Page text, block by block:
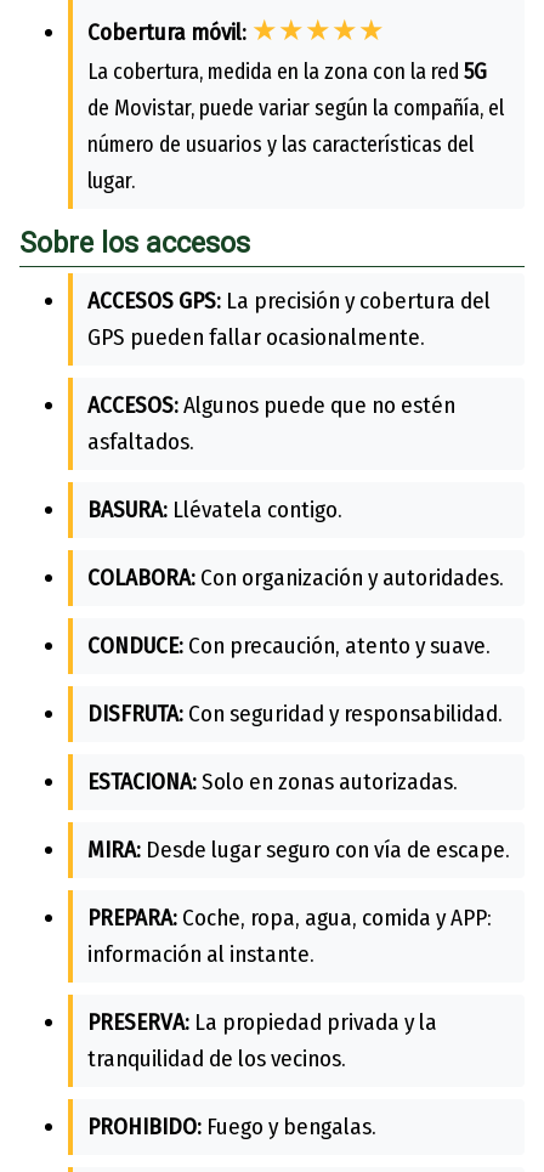
Cobertura móvil: ★★★★★
La cobertura, medida en la zona con la red 5G
de Movistar, puede variar según la compañía, el
número de usuarios y las características del
lugar.
Sobre los accesos
ACCESOS GPS: La precisión y cobertura del
GPS pueden fallar ocasionalmente.
ACCESOS:Algunos puede que no estén
asfaltados.
BASURA: Llévatela contigo.
COLABORA: Con organización y autoridades.
CONDUCE: Con precaución, atento y suave.
DISFRUTA: Con seguridad y responsabilidad.
ESTACIONA:Solo en zonas autorizadas.
MIRA: Desde lugar seguro con vía de escape.
PREPARA: Coche, ropa, agua, comida y APP:
información al instante.
PRESERVA: La propiedad privada y la
tranquilidad de los vecinos.
PROHIBIDO: Fuego y bengalas.